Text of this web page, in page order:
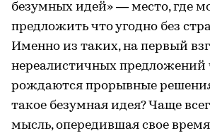
безумных идей» — место, где
предложить что угодно без
Именно из таких, на первый
нереалистичных предложений
рождаются прорывные
такое безумная идея? Чаще
мысль, опередившая свое